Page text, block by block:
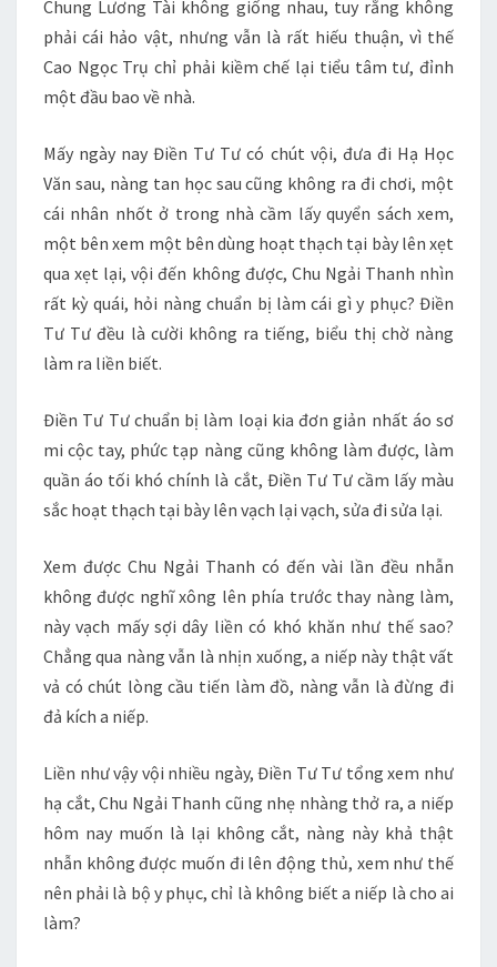
Chung Lương Tài không giống nhau, tuy rằng không
phải cái hảo vật, nhưng vẫn là rất hiếu thuận, vì thế
Cao Ngọc Trụ chỉ phải kiềm chế lại tiểu tâm tư, đỉnh
một đầu bao về nhà.
Mấy ngày nay Điền Tư Tư có chút vội, đưa đi Hạ Học
Văn sau, nàng tan học sau cũng không ra đi chơi, một
cái nhân nhốt ở trong nhà cầm lấy quyển sách xem,
một bên xem một bên dùng hoạt thạch tại bày lên xẹt
qua xẹt lại, vội đến không được, Chu Ngải Thanh nhìn
rất kỳ quái, hỏi nàng chuẩn bị làm cái gì y phục? Điền
Tư Tư đều là cười không ra tiếng, biểu thị chờ nàng
làm ra liền biết.
Điền Tư Tư chuẩn bị làm loại kia đơn giản nhất áo sơ
mi cộc tay, phức tạp nàng cũng không làm được, làm
quần áo tối khó chính là cắt, Điền Tư Tư cầm lấy màu
sắc hoạt thạch tại bày lên vạch lại vạch, sửa đi sửa lại.
Xem được Chu Ngải Thanh có đến vài lần đều nhẫn
không được nghĩ xông lên phía trước thay nàng làm,
này vạch mấy sợi dây liền có khó khăn như thế sao?
Chẳng qua nàng vẫn là nhịn xuống, a niếp này thật vất
vả có chút lòng cầu tiến làm đồ, nàng vẫn là đừng đi
đả kích a niếp.
Liền như vậy vội nhiều ngày, Điền Tư Tư tổng xem như
hạ cắt, Chu Ngải Thanh cũng nhẹ nhàng thở ra, a niếp
hôm nay muốn là lại không cắt, nàng này khả thật
nhẫn không được muốn đi lên động thủ, xem như thế
nên phải là bộ y phục, chỉ là không biết a niếp là cho ai
làm?